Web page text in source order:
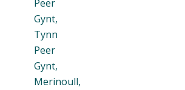
Peer
Gynt,
Tynn
Peer
Gynt,
Merinoull,